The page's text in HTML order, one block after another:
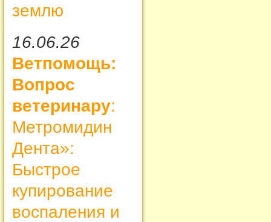
землю
16.06.26
Ветпомощь:
Вопрос
ветеринару:
Метромидин
Дента»:
Быстрое
купирование
воспаления и